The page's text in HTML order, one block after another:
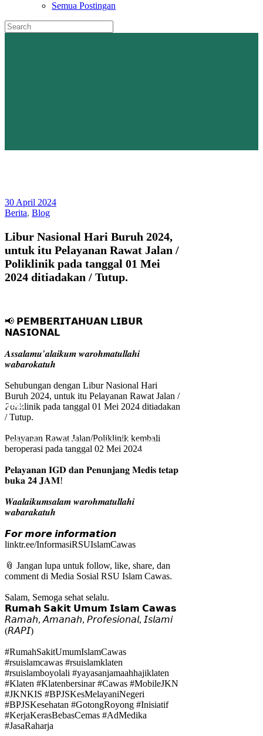
Semua Postingan
Blog
untuk itu Pelayanan Rawat Jalan / Poliklinik
pada tanggal 01 Mei 2024 ditiadakan / Tutup.
30 April 2024
Berita, Blog
Libur Nasional Hari Buruh 2024,
untuk itu Pelayanan Rawat Jalan /
Poliklinik pada tanggal 01 Mei
2024 ditiadakan / Tutup.
📢 𝗣𝗘𝗠𝗕𝗘𝗥𝗜𝗧𝗔𝗛𝗨𝗔𝗡 𝗟𝗜𝗕𝗨𝗥
𝗡𝗔𝗦𝗜𝗢𝗡𝗔𝗟
𝑨𝒔𝒔𝒂𝒍𝒂𝒎𝒖’𝒂𝒍𝒂𝒊𝒌𝒖𝒎 𝒘𝒂𝒓𝒐𝒉𝒎𝒂𝒕𝒖𝒍𝒍𝒂𝒉𝒊
𝒘𝒂𝒃𝒂𝒓𝒐𝒌𝒂𝒕𝒖𝒉
Sehubungan dengan Libur Nasional Hari
Buruh 2024, untuk itu Pelayanan Rawat Jalan /
Poliklinik pada tanggal 01 Mei 2024 ditiadakan
/ Tutup.
Pelayanan Rawat Jalan/Poliklinik kembali
beroperasi pada tanggal 02 Mei 2024
𝐏𝐞𝐥𝐚𝐲𝐚𝐧𝐚𝐧 𝐈𝐆𝐃 𝐝𝐚𝐧 𝐏𝐞𝐧𝐮𝐧𝐣𝐚𝐧𝐠 𝐌𝐞𝐝𝐢𝐬 𝐭𝐞𝐭𝐚𝐩
𝐛𝐮𝐤𝐚 𝟐𝟒 𝐉𝐀𝐌!
𝑾𝒂𝒂𝒍𝒂𝒊𝒌𝒖𝒎𝒔𝒂𝒍𝒂𝒎 𝒘𝒂𝒓𝒐𝒉𝒎𝒂𝒕𝒖𝒍𝒍𝒂𝒉𝒊
𝒘𝒂𝒃𝒂𝒓𝒂𝒌𝒂𝒕𝒖𝒉
𝙁𝙤𝙧 𝙢𝙤𝙧𝙚 𝙞𝙣𝙛𝙤𝙧𝙢𝙖𝙩𝙞𝙤𝙣
linktr.ee/InformasiRSUIslamCawas
📎 Jangan lupa untuk follow, like, share, dan
comment di Media Sosial RSU Islam Cawas.
Salam, Semoga sehat selalu.
𝗥𝘂𝗺𝗮𝗵 𝗦𝗮𝗸𝗶𝘁 𝗨𝗺𝘂𝗺 𝗜𝘀𝗹𝗮𝗺 𝗖𝗮𝘄𝗮𝘀
𝘙𝘢𝘮𝘢𝘩, 𝘈𝘮𝘢𝘯𝘢𝘩, 𝘗𝘳𝘰𝘧𝘦𝘴𝘪𝘰𝘯𝘢𝘭, 𝘐𝘴𝘭𝘢𝘮𝘪
(𝘙𝘈𝘗𝘐)
#RumahSakitUmumIslamCawas
#rsuislamcawas #rsuislamklaten
#rsuislamboyolali #yayasanjamaahhajiklaten
#Klaten #Klatenbersinar #Cawas #MobileJKN
#JKNKIS #BPJSKesMelayaniNegeri
#BPJSKesehatan #GotongRoyong #Inisiatif
#KerjaKerasBebasCemas #AdMedika
#JasaRaharja